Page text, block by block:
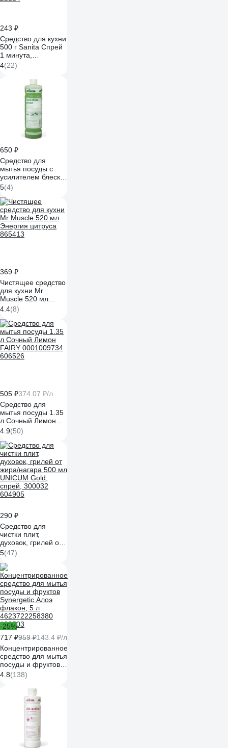
243 ₽
Средство для кухни
500 г Sanita Спрей
1 минута,
распылитель, 1789
601940 22795
4(22)
650 ₽
Средство для
мытья посуды с
усилителем блеска
KIEHL Johannes KG
Spül-Blitz green
концентрат 1 л
j555901
5(4)
369 ₽
Чистящее средство
для кухни Mr
Muscle 520 мл
Энергия цитруса
865413
4.4(8)
505 ₽374.07 ₽/л
Средство для
мытья посуды 1.35
л Сочный Лимон
FAIRY 0001009734
606526
4.9(50)
290 ₽
Средство для
чистки плит,
духовок, грилей от
жира/нагара 500 мл
UNICUM Gold,
спрей, 300032
604905
5(47)
-25%
717 ₽959 ₽143.4 ₽/л
Концентрированное
средство для мытья
посуды и фруктов
Synergetic Алоэ
флакон, 5 л
4623722258380
103503
4.8(138)